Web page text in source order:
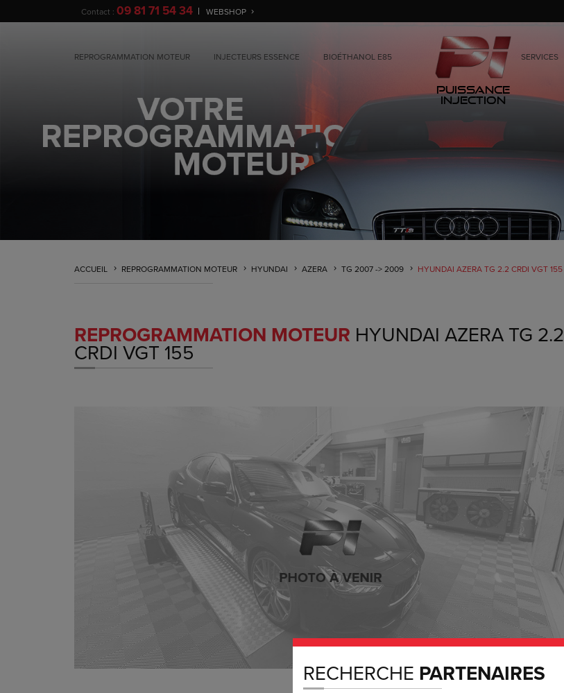
Contact : 09 81 71 54 34 WEBSHOP
Puissance
Injection
REPROGRAMMATION MOTEUR INJECTEURS ESSENCE BIOÉTHANOL E85 SERVICES
ACCUEIL REPROGRAMMATION MOTEUR HYUNDAI AZERA TG 2007 -> 2009 HYUNDAI AZERA TG 2.2 CRDI VGT 155
REPROGRAMMATION MOTEUR HYUNDAI AZERA TG 2.2
CRDI VGT 155
RECHERCHE PARTENAIRES